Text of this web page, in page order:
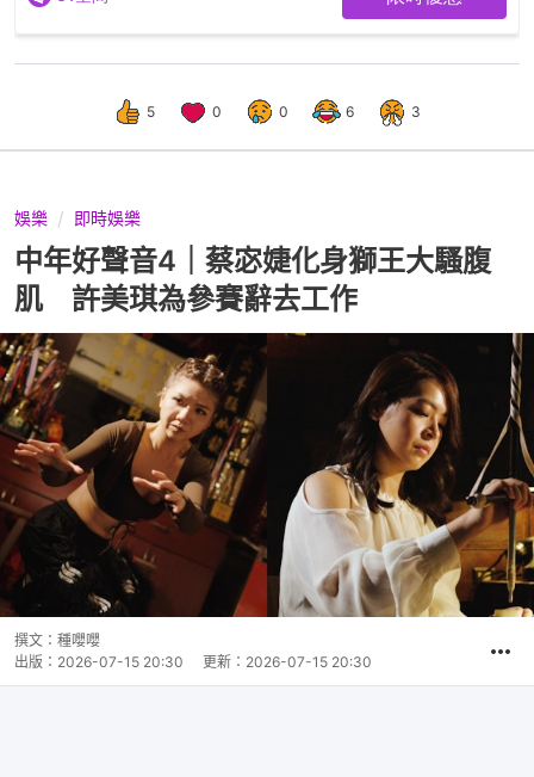
5 0 0 6 3
娛樂 即時娛樂
中年好聲音4｜蔡宓婕化身獅王大騷腹
肌 許美琪為參賽辭去工作
撰文： 種嚶嚶
出版： 2026-07-15 20:30 更新： 2026-07-15 20:30